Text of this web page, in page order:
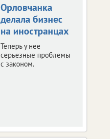
Орловчанка
делала бизнес
на иностранцах
Теперь у нее
серьезные проблемы
с законом.